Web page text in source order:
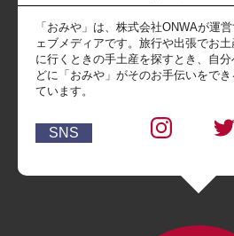
「おみや」は、株式会社ONWAが運
ェブメディアです。旅行や出張でお
に行くときの手土産を探すとき、自
どに「おみや」がそのお手伝いをで
ています。
SNS